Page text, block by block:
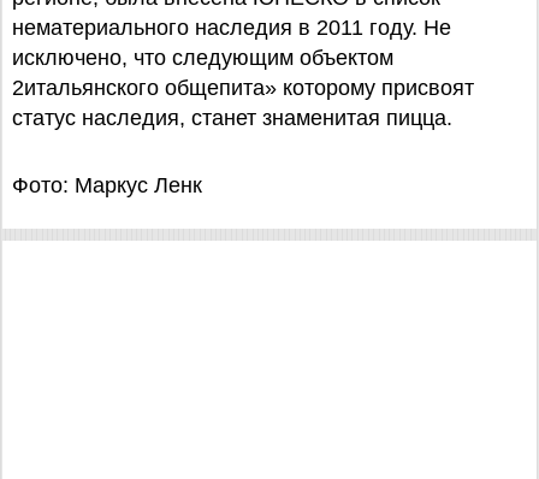
нематериального наследия в 2011 году. Не
исключено, что следующим объектом
2итальянского общепита» которому присвоят
статус наследия, станет знаменитая пицца.
Фото: Маркус Ленк